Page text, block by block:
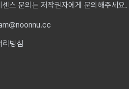
스 문의는 저작권자에게 문의해주세요.
리방침